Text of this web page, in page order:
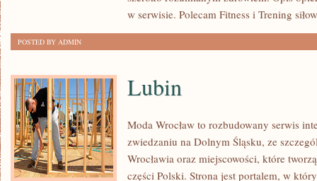
w serwisie. Polecam Fitness i Trening
POSTED BY ADMIN
Lubin
Moda Wrocław to rozbudowany serwis
zwiedzaniu na Dolnym Śląsku, ze
Wrocławia oraz miejscowości, które
części Polski. Strona jest portalem, w